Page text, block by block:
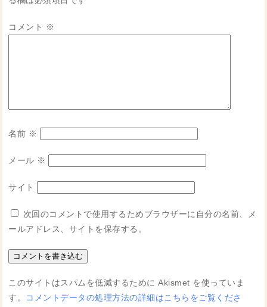
コメント ※
名前 ※
メール ※
サイト
次回のコメントで使用するためブラウザーに自分の名前、メ
ールアドレス、サイトを保存する。
このサイトはスパムを低減するために Akismet を使っていま
す。 コメントデータの処理方法の詳細はこちらをご覧くださ